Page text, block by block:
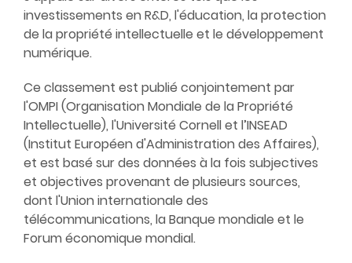
investissements en R&D, l'éducation, la protection
de la propriété intellectuelle et le développement
numérique.
Ce classement est publié conjointement par
l'OMPI(Organisation Mondiale de la Propriété
Intellectuelle), l'Université Cornellet l’INSEAD
(Institut Européen d'Administration des Affaires),
et est basé sur des données à la fois subjectives
et objectives provenant de plusieurs sources,
dont l'Union internationale des
télécommunications, laBanque mondiale et le
Forum économique mondial.